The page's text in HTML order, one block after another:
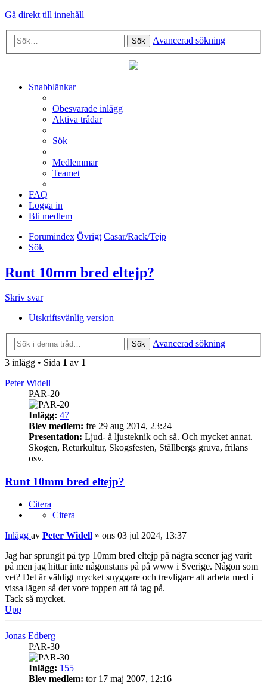
Gå direkt till innehåll
Sök Avancerad sökning
Snabblänkar
Obesvarade inlägg
Aktiva trådar
Sök
Medlemmar
Teamet
FAQ
Logga in
Bli medlem
Forumindex Övrigt Casar/Rack/Tejp
Sök
Runt 10mm bred eltejp?
Skriv svar
Utskriftsvänlig version
Sök
Avancerad sökning
3 inlägg • Sida 1 av 1
Peter Widell
PAR-20
Inlägg: 47
Blev medlem: fre 29 aug 2014, 23:24
Presentation: Ljud- å ljusteknik och så. Och mycket annat.
Skogen, Returkultur, Skogsfesten, Ställbergs gruva, frilans
osv.
Runt 10mm bred eltejp?
Citera
Citera
Inlägg av Peter Widell » ons 03 jul 2024, 13:37
Jag har sprungit på typ 10mm bred eltejp på några scener jag varit
på men jag hittar inte någonstans på på www i Sverige. Någon som
vet? Det är väldigt mycket snyggare och trevligare att arbeta med i
vissa lägen så det vore toppen att få tag på.
Tack så mycket.
Upp
Jonas Edberg
PAR-30
Inlägg: 155
Blev medlem: tor 17 maj 2007, 12:16